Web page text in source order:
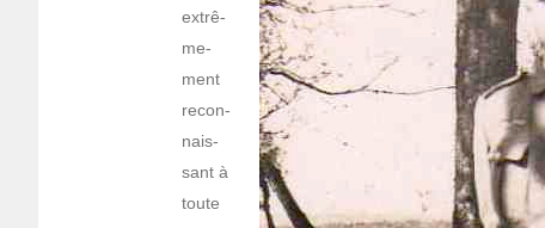
extrê­
me­
ment
recon­
nais­
sant à
toute